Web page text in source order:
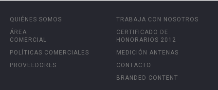
QUIÉNES SOMOS
ÁREA
COMERCIAL
POLÍTICAS COMERCIALES
PROVEEDORES
TRABAJA CON NOSOTROS
CERTIFICADO DE
HONORARIOS 2012
MEDICIÓN ANTENAS
CONTACTO
BRANDED CONTENT